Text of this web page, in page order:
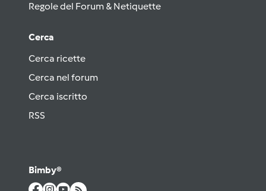
Regole del Forum & Netiquette
Cerca
Cerca ricette
Cerca nel forum
Cerca iscritto
RSS
Bimby®